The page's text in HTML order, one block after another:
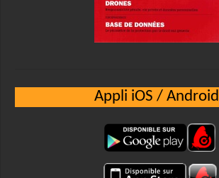
Appli iOS / Android